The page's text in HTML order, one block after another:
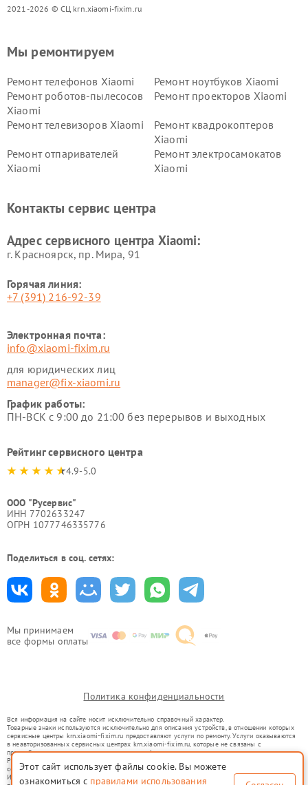
2021-2026 © СЦ krn.xiaomi-fixim.ru
Мы принимаем
все формы оплаты
Мы ремонтируем
Ремонт телефонов Xiaomi
Ремонт ноутбуков Xiaomi
Ремонт роботов-пылесосов
Xiaomi
Ремонт проекторов Xiaomi
Ремонт телевизоров Xiaomi
Ремонт квадрокоптеров
Xiaomi
Ремонт отпаривателей
Xiaomi
Ремонт электросамокатов
Xiaomi
Ремонт стиральных машин
Ремонт смарт-часов Xiaomi
Контакты сервис центра
Адрес сервисного центра Xiaomi:
г. Красноярск, ​пр. Мира, 91
Горячая линия:
+7 (391) 216-92-39
Электронная почта:
info@xiaomi-fixim.ru
для юридических лиц
manager@fix-xiaomi.ru
График работы:
ПН-ВСК с 9:00 до 21:00 без перерывов и выходных
Рейтинг сервисного центра
4.9-5.0
ООО "Русервис"
ИНН 7702633247
ОГРН 1077746335776
Поделиться в соц. сетях:
Политика конфиденциальности
Вся информация на сайте носит исключительно справочный характер.
Товарные знаки используются исключительно для описания устройств, в отношении которых
сервисные центры krn.xiaomi-fixim.ru предоставляют услуги по ремонту. Услуги оказываются
в неавторизованных сервисных центрах krn.xiaomi-fixim.ru, которые не связаны с
правообладателями товарных знаков или их официальными представителями.
Ремонт осуществляется для устройств, уже введенных в гражданский оборот в соответствии
со статьей 1487 ГК РФ.
Использование товарных знаков не преследует цели индивидуализации услуг или введения
Этот сайт использует файлы cookie. Вы можете
ознакомиться с правилами использования